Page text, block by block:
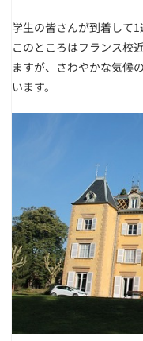
学生の皆さんが到着して1
このところはフランス校
ますが、さわやかな気候
います。